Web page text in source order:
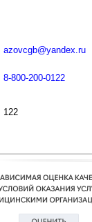
azovcgb@yandex.ru
8-800-200-0122
122